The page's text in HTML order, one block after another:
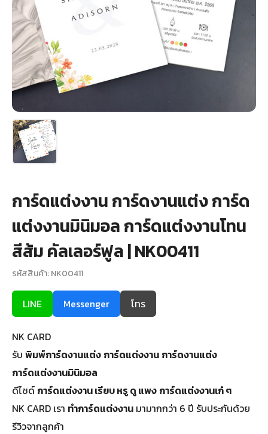
ซองเปล่า
รับพิมพ์หน้าซอง
Wax Seal Sticker | สติกเกอร์ตราครั่งปิดซอง
การ์ดแต่งงานออนไลน์
รีวิว
เกี่ยวกับเรา
บทความ
การ์ดแต่งงาน การ์ดงานแต่ง การ์ด
แต่งงานมินิมอล การ์ดแต่งงานโทน
สีส้ม คัลเลอร์ฟูล | NK00411
รหัสสินค้า: NK00411
LINE Messenger โทร
NK CARD
รับ พิมพ์การ์ดงานแต่ง การ์ดแต่งงาน การ์ดงานแต่ง
การ์ดแต่งงานมินิมอล
ดีไซด์ การ์ดแต่งงาน เรียบ หรู ดู แพง การ์ดแต่งงานเก๋ ๆ
NK CARD เรา ทำการ์ดแต่งงาน มามากกว่า 6 ปี รับประกันด้วย
รีวิวจากลูกค้า